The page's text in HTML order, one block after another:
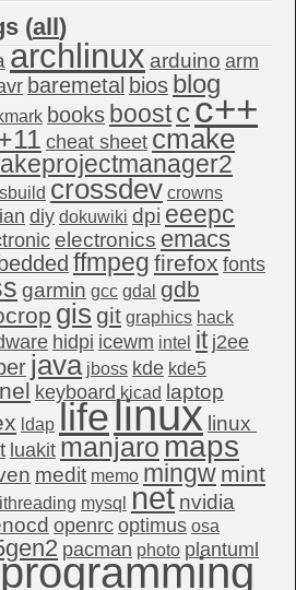
(all)
archlinux arduino arm
baremetal bios blog
books boost cc++
cheat sheet cmake
crossdev crowns
diy dokuwiki dpi eeepc
electronics emacs
ffmpeg firefox fonts
garmin gcc gdal gdb
gis git graphics hack
hidpi icewm intel it j2ee
java jboss kde kde5
keyboard kicad laptop
ldap lifelinux linux
luakit manjaromaps
medit memo mingw mint
mysql net nvidia
openrc optimus osa
pacman photo plantuml
programming